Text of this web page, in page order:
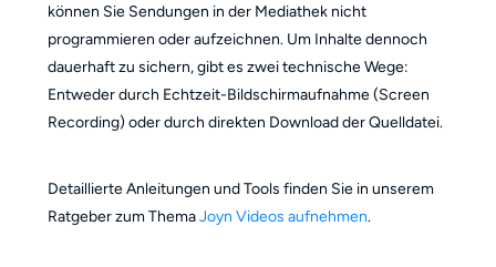
können Sie Sendungen in der Mediathek nicht
programmieren oder aufzeichnen. Um Inhalte dennoch
dauerhaft zu sichern, gibt es zwei technische Wege:
Entweder durch Echtzeit-Bildschirmaufnahme (Screen
Recording) oder durch direkten Download der Quelldatei.
Detaillierte Anleitungen und Tools finden Sie in unserem
Ratgeber zum ThemaJoyn Videos aufnehmen.